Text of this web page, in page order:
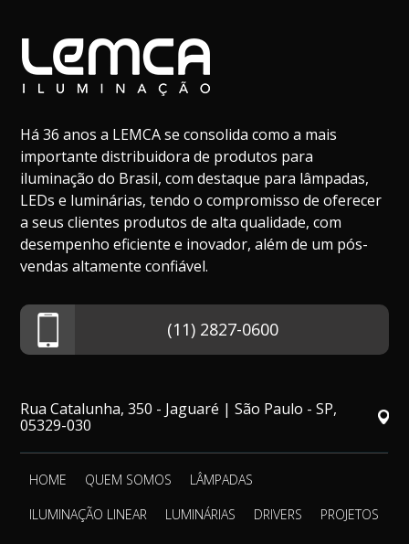
Há 36 anos a LEMCA se consolida como a mais
importante distribuidora de produtos para
iluminação do Brasil, com destaque para lâmpadas,
LEDs e luminárias, tendo o compromisso de oferecer
a seus clientes produtos de alta qualidade, com
desempenho eficiente e inovador, além de um pós-
vendas altamente confiável.
(11) 2827-0600
Rua Catalunha, 350 - Jaguaré | São Paulo - SP,
05329-030
HOME QUEM SOMOS
LÂMPADAS
ILUMINAÇÃO LINEAR
LUMINÁRIAS DRIVERS
PROJETOS